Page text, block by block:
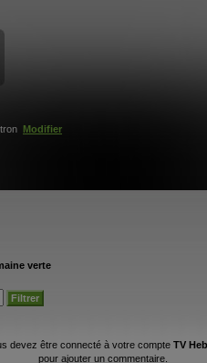
Modifier
verte
devez être connecté à votre compte TV
pour ajouter un commentaire.